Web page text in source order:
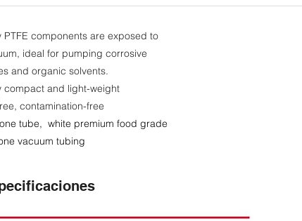
PTFE components are exposed to
ideal for pumping corrosive
and organic solvents.
compact and light-weight
contamination-free
tube, white premium food grade
vacuum tubing